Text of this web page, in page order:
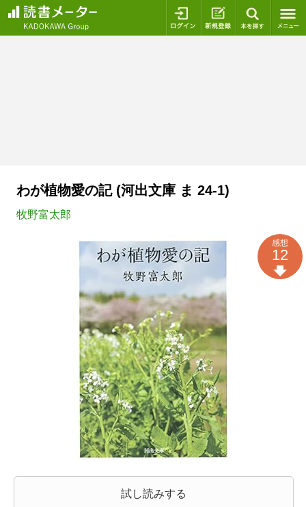
ログイン 新規登録
わが植物愛の記 (河出文庫 ま 24-1)
牧野富太郎
試し読みする
感想
12